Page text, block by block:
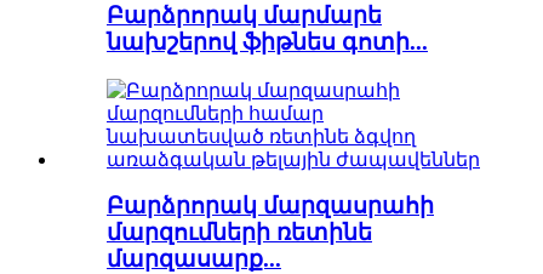
Բարձրորակ մարմարե
նախշերով ֆիթնես գոտի...
Բարձրորակ մարզասրահի
մարզումների ռետինե
մարզասարք...